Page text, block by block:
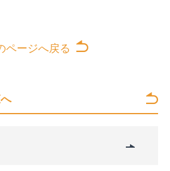
ページへ戻る